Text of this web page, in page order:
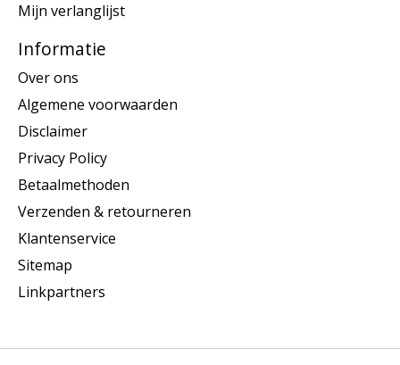
Mijn verlanglijst
Informatie
Over ons
Algemene voorwaarden
Disclaimer
Privacy Policy
Betaalmethoden
Verzenden & retourneren
Klantenservice
Sitemap
Linkpartners